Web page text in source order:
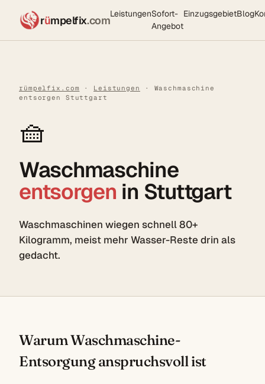
rümpelfix.comLeistungenSofort-
Angebot
EinzugsgebietBlog
rümpelfix.com · Leistungen
· Waschmaschine
entsorgen Stuttgart
🧺
Waschmaschine
entsorgen in Stuttgart
Waschmaschinen wiegen schnell 80+
Kilogramm, meist mehr Wasser-Reste drin als
gedacht.
Warum Waschmaschine-
Entsorgung anspruchsvoll ist